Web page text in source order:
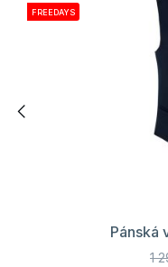
FREEDAYS
Pánská
1